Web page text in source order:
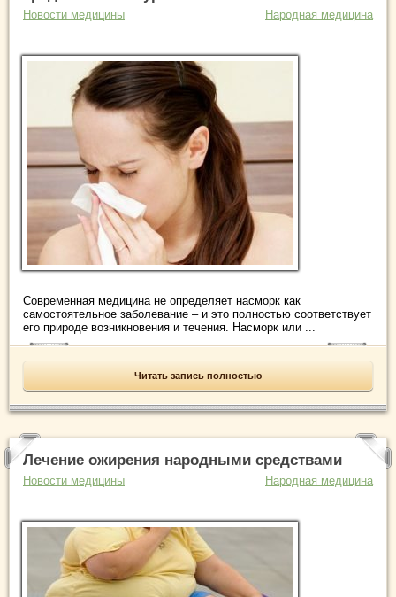
Новости медицины Народная медицина
Современная медицина не определяет насморк как
самостоятельное заболевание – и это полностью соответствует
его природе возникновения и течения. Насморк или ...
Читать запись полностью
Лечение ожирения народными средствами
Новости медицины Народная медицина